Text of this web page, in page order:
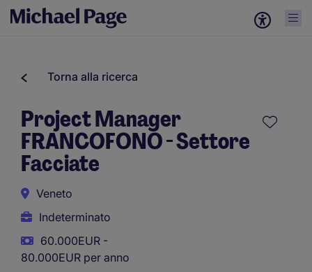
Torna alla ricerca
Project Manager
FRANCOFONO - Settore
Facciate
Veneto
Indeterminato
60.000EUR -
80.000EUR per anno